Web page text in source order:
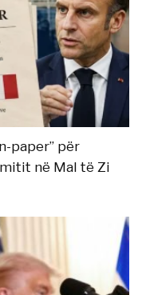
paper” për
në Mal të Zi